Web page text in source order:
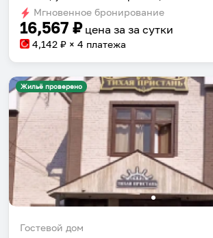
Мгновенное бронирование
16,567 ₽ цена за за сутки
4,142 ₽ × 4 платежа
Жильё проверено
Гостевой дом